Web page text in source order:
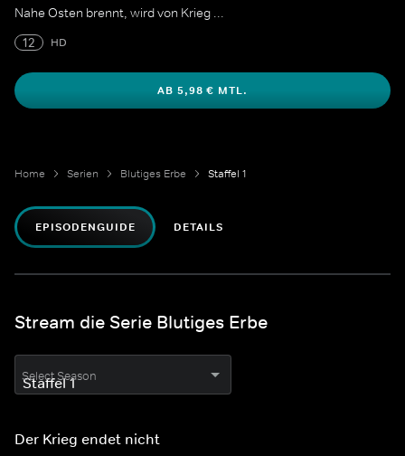
Nahe Osten brennt, wird von Krieg ...
12
HD
AB 5,98 € MTL.
Home Serien Blutiges Erbe Staffel 1
EPISODENGUIDE DETAILS
Stream die Serie Blutiges Erbe
Select Season
Der Krieg endet nicht